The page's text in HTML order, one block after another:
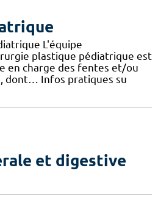
L'équipe
plastique pédiatrique est
en charge des fentes et/ou
dont… Infos pratiques su
et digestive